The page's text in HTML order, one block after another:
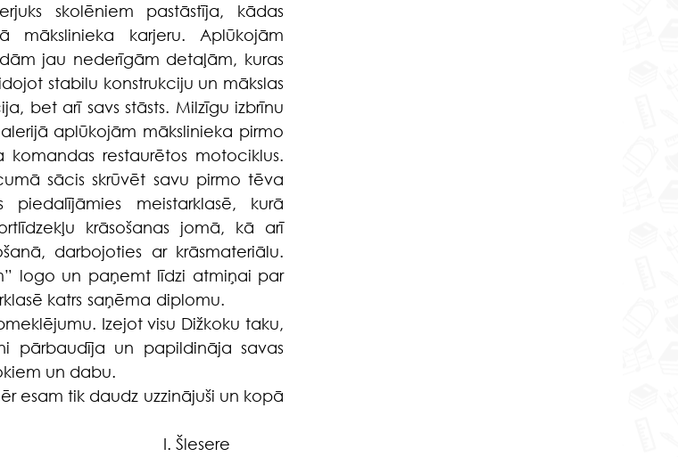
skolēniem pastāstīja, kādas
karjeru. Aplūkojām
jau nederīgām detaļām, kuras
stabilu konstrukciju un mākslas
bet arī savs stāsts. Milzīgu izbrīnu
aplūkojām mākslinieka pirmo
restaurētos motociklus.
sācis skrūvēt savu pirmo tēva
meistarklasē, kurā
krāsošanas jomā, kā arī
darbojoties ar krāsmateriālu.
logo un paņemt līdzi atmiņai par
katrs saņēma diplomu.
Izejot visu Dižkoku taku,
pārbaudīja un papildināja savas
un dabu.
tik daudz uzzinājuši un kopā